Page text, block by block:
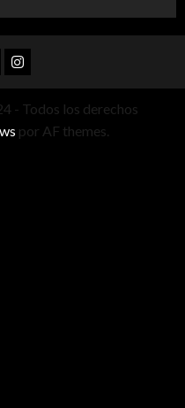
Instagram
- Todos los derechos
por AF themes.